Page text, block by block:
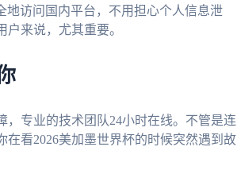
地访问国内平台，不用担心个人信息泄
来说，尤其重要。
，专业的技术团队24小时在线。不管是连
看2026美加墨世界杯的时候突然遇到故